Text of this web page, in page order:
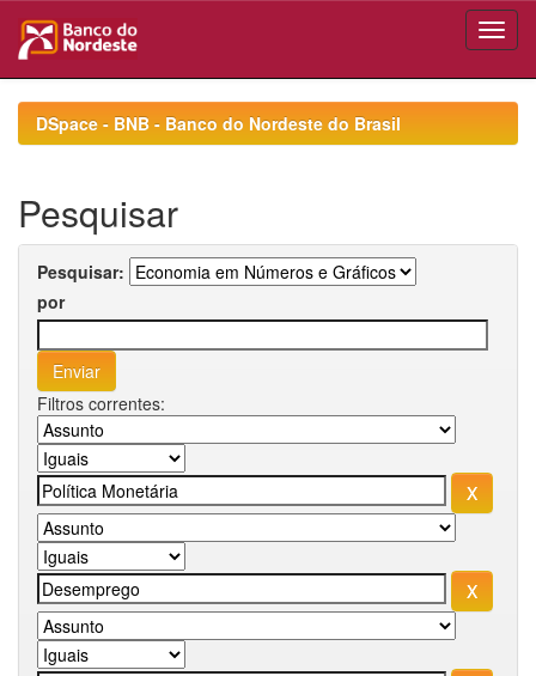
navigationDSpace - BNB - Banco do Nordeste do Brasil
Pesquisar
Pesquisar:
por
Filtros correntes: